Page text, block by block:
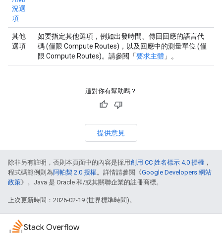
況選
項
其他
選項
如要指定其他選項，例如出發時間、傳回回應的語言代
碼 (僅限 Compute Routes)，以及回應中的測量單位 (僅
限 Compute Routes)。請參閱「要求主體 」。
這對你有幫助嗎？
提供意見
除非另有註明，否則本頁面中的內容是採用創用 CC 姓名標示 4.0 授權 ，
程式碼範例則為阿帕契 2.0 授權。詳情請參閱《Google Developers 網站
政策》。Java 是 Oracle 和/或其關聯企業的註冊商標。
上次更新時間：2026-02-19 (世界標準時間)。
Stack Overflow